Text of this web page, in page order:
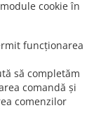
cookie în
funcționarea
să completăm
comandă și
comenzilor
Livrare mâncare Romanesc
Livrare mâncare
Sector 3 . Livrare
Romanesc Popești-